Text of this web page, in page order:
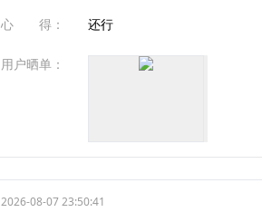
心 得： 还行
用户晒单：
2026-08-07 23:50:41